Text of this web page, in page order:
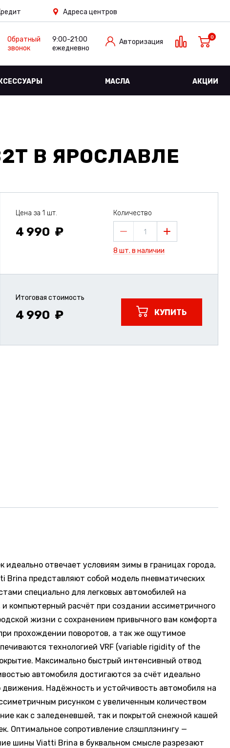
Адреса центров
Обратный
звонок
9:00-21:00
ежедневно
Авторизация
0
МАСЛА АКЦИИ
В ЯРОСЛАВЛЕ
Цена за 1 шт.
4 990
Количество
1
8 шт. в наличии
Итоговая стоимость
4 990 КУПИТЬ
отвечает условиям зимы в границах города,
Brina представляют собой модель пневматических
специально для легковых автомобилей на
компьютерный расчёт при создании ассиметричного
жизни с сохранением привычного вам комфорта
прохождении поворотов, а так же ощутимое
технологией VRF (variable rigidity of the
Максимально быстрый интенсивный отвод
автомобиля достигаются за счёт идеально
Надёжность и устойчивость автомобиля на
рисунком с увеличенным количеством
как с заледеневшей, так и покрытой снежной кашей
Оптимальное сопротивление слэшплэнингу —
шины Viatti Brina в буквальном смысле разрезают